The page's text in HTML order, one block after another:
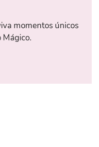
momentos únicos
Mágico.